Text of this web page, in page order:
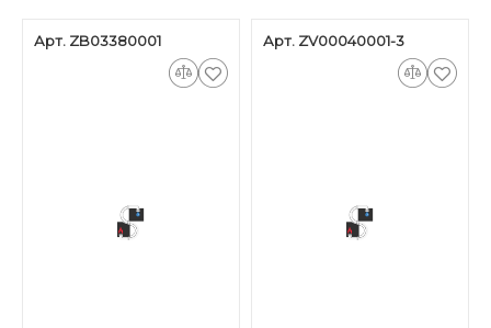
Арт. ZB03380001 Арт. ZV00040001-3